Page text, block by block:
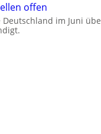
offen
im Juni